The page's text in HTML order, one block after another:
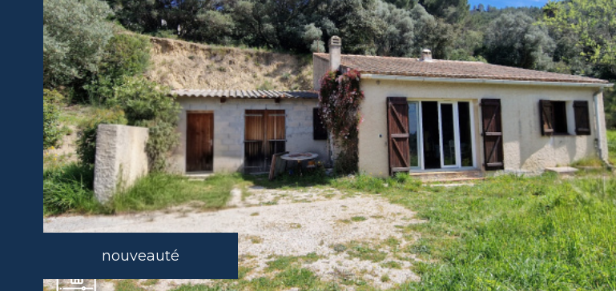
nouveauté